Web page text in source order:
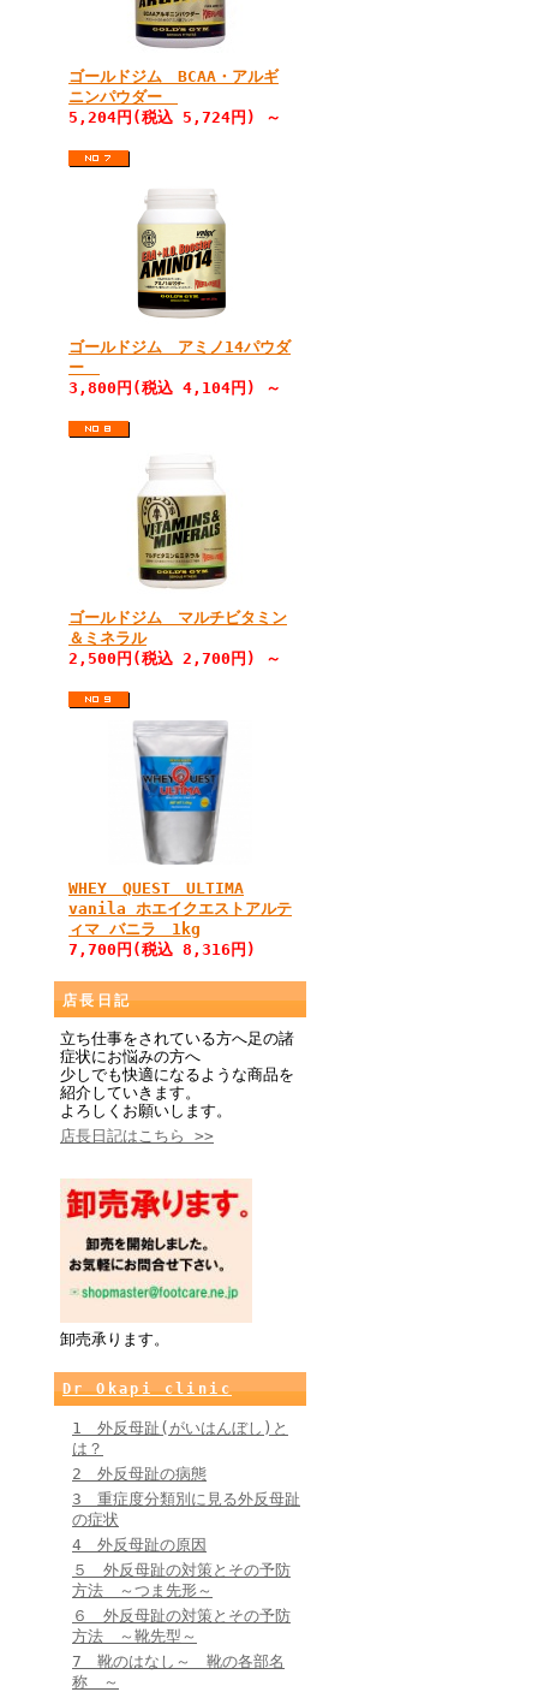
ゴールドジム BCAA・アルギ
ニンパウダー
5,204円(税込 5,724円) ～
ゴールドジム アミノ14パウダ
ー
3,800円(税込 4,104円) ～
ゴールドジム マルチビタミン
＆ミネラル
2,500円(税込 2,700円) ～
WHEY QUEST ULTIMA
vanila ホエイクエストアルテ
ィマ バニラ 1kg
7,700円(税込 8,316円)
店長日記
立ち仕事をされている方へ足の諸
症状にお悩みの方へ
少しでも快適になるような商品を
紹介していきます。
よろしくお願いします。
店長日記はこちら >>
卸売承ります。
Dr Okapi clinic
1 外反母趾(がいはんぼし)と
は？
2 外反母趾の病態
3 重症度分類別に見る外反母趾
の症状
4 外反母趾の原因
５ 外反母趾の対策とその予防
方法 ～つま先形～
６ 外反母趾の対策とその予防
方法 ～靴先型～
7 靴のはなし～ 靴の各部名
称 ～